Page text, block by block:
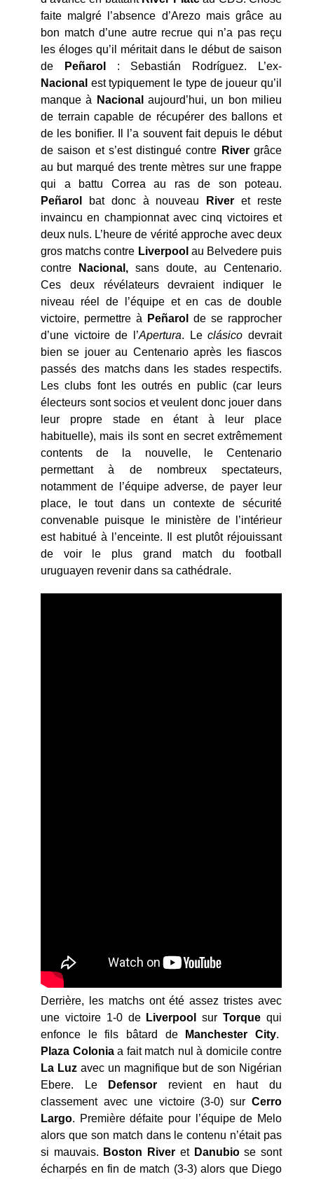
faite malgré l’absence d’Arezo mais grâce au
bon match d’une autre recrue qui n’a pas reçu
les éloges qu’il méritait dans le début de saison
de
Peñarol : Sebastián Rodríguez. L’ex-
Nacional est typiquement le type de joueur qu’il
manque à
Nacional aujourd’hui, un bon milieu
de terrain capable de récupérer des ballons et
de les bonifier. Il l’a souvent fait depuis le début
de saison et s’est distingué contre Rivergrâce
au but marqué des trente mètres sur une frappe
qui a battu Correa au ras de son poteau.
Peñarol
bat donc à nouveau River et reste
invaincu en championnat avec cinq victoires et
deux nuls. L’heure de vérité approche avec deux
gros matchs contre Liverpool au Belvedere puis
contre
Nacional, sans doute, au Centenario.
Ces deux révélateurs devraient indiquer le
niveau réel de l’équipe et en cas de double
victoire, permettre à
Peñarol de se rapprocher
d’une victoire de l’Apertura. Leclásicodevrait
bien se jouer au Centenario après les fiascos
passés des matchs dans les stades respectifs.
Les clubs font les outrés en public (car leurs
électeurs sont socios et veulent donc jouer dans
leur propre stade en étant à leur place
habituelle), mais ils sont en secret extrêmement
contents de la nouvelle, le Centenario
permettant à de nombreux spectateurs,
notamment de l’équipe adverse, de payer leur
place, le tout dans un contexte de sécurité
convenable puisque le ministère de l’intérieur
est habitué à l’enceinte. Il est plutôt réjouissant
de voir le plus grand match du football
uruguayen revenir dans sa cathédrale.
Derrière, les matchs ont été assez tristes avec
une victoire 1-0 de LiverpoolsurTorque qui
enfonce le fils bâtard de
Manchester City.
Plaza Colonia a fait match nul à domicile contre
La Luzavec un magnifique but de son Nigérian
Ebere. Le
Defensor revient en haut du
classement avec une victoire (3-0) sur Cerro
Largo. Première défaite pour l’équipe de Melo
alors que son match dans le contenu n’était pas
si mauvais. Boston River et Danubiose sont
écharpés en fin de match (3-3) alors que Diego